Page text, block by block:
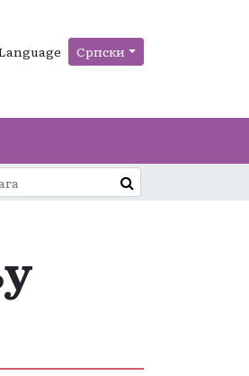
Српски